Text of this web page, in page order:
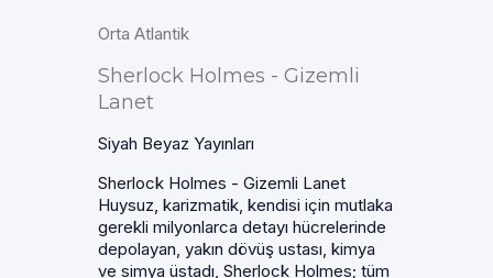
Orta Atlantik
Sherlock Holmes - Gizemli
Lanet
Siyah Beyaz Yayınları
Sherlock Holmes - Gizemli Lanet
Huysuz, karizmatik, kendisi için mutlaka
gerekli milyonlarca detayı hücrelerinde
depolayan, yakın dövüş ustası, kimya
ve simya üstadı, Sherlock Holmes; tüm